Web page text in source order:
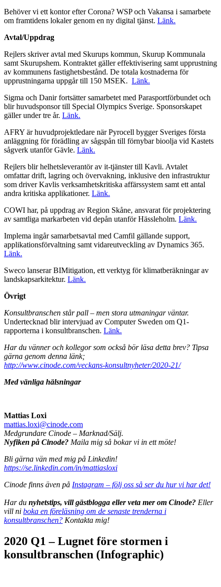
Behöver vi ett kontor efter Corona? WSP och Vakansa i samarbete
om framtidens lokaler genom en ny digital tjänst. Länk.
Avtal/Uppdrag
Rejlers skriver avtal med Skurups kommun, Skurup Kommunala
samt Skurupshem. Kontraktet gäller effektivisering samt upprustning
av kommunens fastighetsbestånd. De totala kostnaderna för
upprustningarna uppgår till 150 MSEK. Länk.
Sigma och Danir fortsätter samarbetet med Parasportförbundet och
blir huvudsponsor till Special Olympics Sverige. Sponsorskapet
gäller under tre år. Länk.
AFRY är huvudprojektledare när Pyrocell bygger Sveriges första
anläggning för förädling av sågspån till förnybar bioolja vid Kastets
sågverk utanför Gävle. Länk.
Rejlers blir helhetsleverantör av it-tjänster till Kavli. Avtalet
omfattar drift, lagring och övervakning, inklusive den infrastruktur
som driver Kavlis verksamhetskritiska affärssystem samt ett antal
andra kritiska applikationer. Länk.
COWI har, på uppdrag av Region Skåne, ansvarat för projektering
av samtliga markarbeten vid depån utanför Hässleholm. Länk.
Implema ingår samarbetsavtal med Camfil gällande support,
applikationsförvaltning samt vidareutveckling av Dynamics 365.
Länk.
Sweco lanserar BIMitigation, ett verktyg för klimatberäkningar av
landskapsarkitektur. Länk.
Övrigt
Konsultbranschen står pall – men stora utmaningar väntar.
Undertecknad blir intervjuad av Computer Sweden om Q1-
rapporterna i konsultbranschen. Länk.
Har du vänner och kollegor som också bör läsa detta brev? Tipsa
gärna genom denna länk;
http://www.cinode.com/veckans-konsultnyheter/2020-21/
Med vänliga hälsningar
Mattias Loxi
mattias.loxi@cinode.com
Medgrundare Cinode – Marknad/Sälj.
Nyfiken på Cinode? Maila mig så bokar vi in ett möte!
Bli gärna vän med mig på Linkedin!
https://se.linkedin.com/in/mattiasloxi
Cinode finns även på Instagram – följ oss så ser du hur vi har det!
Har du nyhetstips, vill gästblogga eller veta mer om Cinode? Eller
vill ni boka en föreläsning om de senaste trenderna i
konsultbranschen? Kontakta mig!
2020 Q1 – Lugnet före stormen i
konsultbranschen (Infographic)